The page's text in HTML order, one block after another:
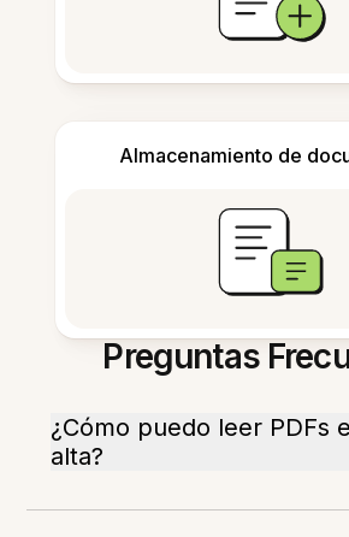
Almacenamiento de
Preguntas
¿Cómo puedo leer PDFs
alta?